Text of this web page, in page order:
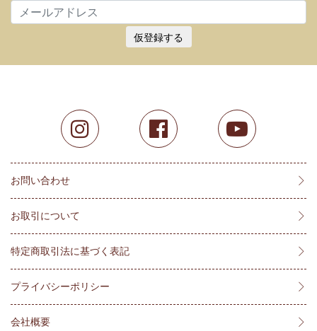
仮登録する
お問い合わせ
お取引について
特定商取引法に基づく表記
プライバシーポリシー
会社概要